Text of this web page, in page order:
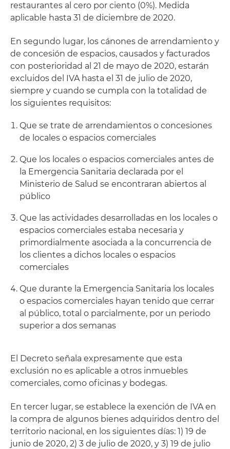
restaurantes al cero por ciento (0%). Medida
aplicable hasta 31 de diciembre de 2020.
En segundo lugar, los cánones de arrendamiento y
de concesión de espacios, causados y facturados
con posterioridad al 21 de mayo de 2020, estarán
excluidos del IVA hasta el 31 de julio de 2020,
siempre y cuando se cumpla con la totalidad de
los siguientes requisitos:
Que se trate de arrendamientos o concesiones
de locales o espacios comerciales
Que los locales o espacios comerciales antes de
la Emergencia Sanitaria declarada por el
Ministerio de Salud se encontraran abiertos al
público
Que las actividades desarrolladas en los locales o
espacios comerciales estaba necesaria y
primordialmente asociada a la concurrencia de
los clientes a dichos locales o espacios
comerciales
Que durante la Emergencia Sanitaria los locales
o espacios comerciales hayan tenido que cerrar
al público, total o parcialmente, por un periodo
superior a dos semanas
El Decreto señala expresamente que esta
exclusión no es aplicable a otros inmuebles
comerciales, como oficinas y bodegas.
En tercer lugar, se establece la exención de IVA en
la compra de algunos bienes adquiridos dentro del
territorio nacional, en los siguientes días: 1) 19 de
junio de 2020, 2) 3 de julio de 2020, y 3) 19 de julio